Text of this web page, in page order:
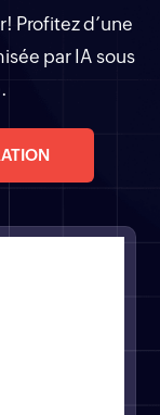
Profitez d’une
par IA sous